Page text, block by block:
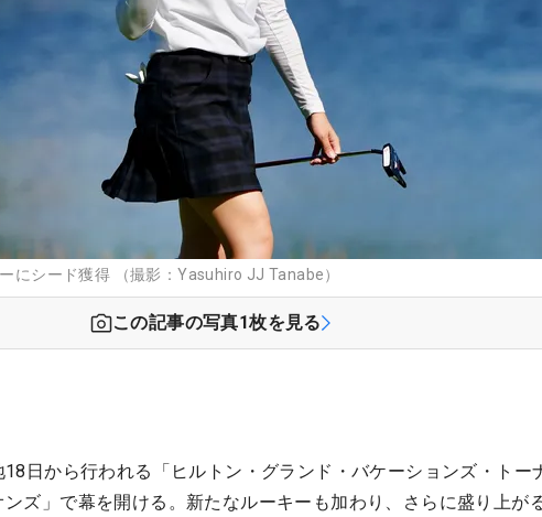
にシード獲得 （撮影：Yasuhiro JJ Tanabe）
この記事の写真1枚を見る
日から行われる「ヒルトン・グランド・バケーションズ・トー
ンズ」で幕を開ける。新たなルーキーも加わり、さらに盛り上が